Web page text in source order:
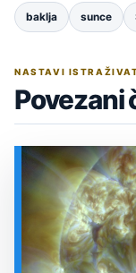
baklja sunce
NASTAVI
Povezani